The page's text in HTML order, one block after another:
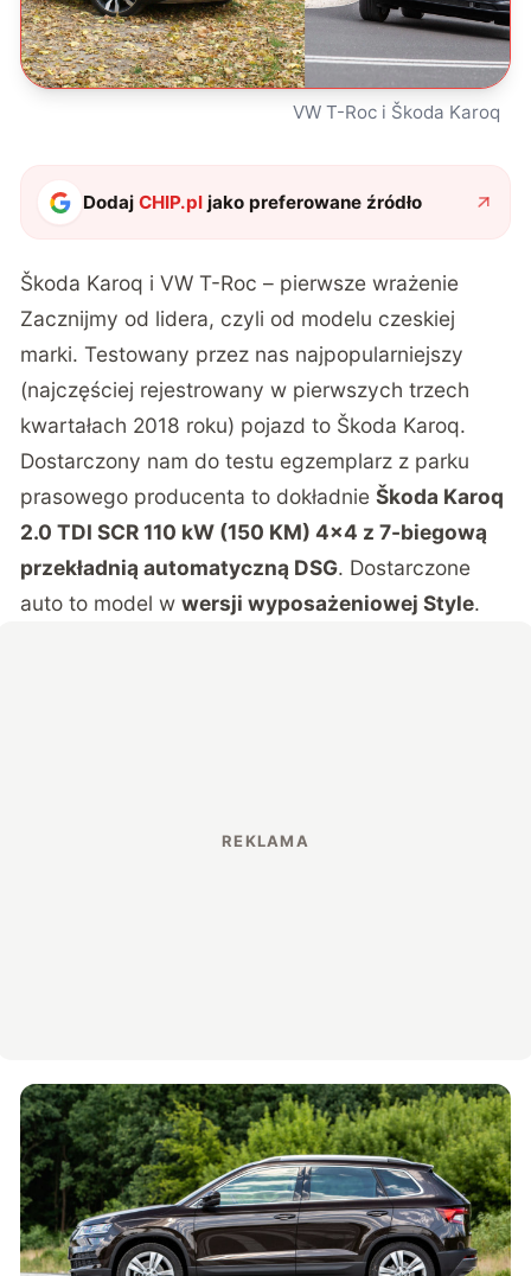
VW T-Roc i Škoda Karoq
DodajCHIP.pl jako preferowane źródło
Škoda Karoq i VW T-Roc – pierwsze wrażenie
Zacznijmy od lidera, czyli od modelu czeskiej
marki. Testowany przez nas najpopularniejszy
(najczęściej rejestrowany w pierwszych trzech
kwartałach 2018 roku) pojazd to Škoda Karoq.
Dostarczony nam do testu egzemplarz z parku
prasowego producenta to dokładnieŠkoda Karoq
2.0 TDI SCR 110 kW (150 KM) 4×4 z 7-biegową
przekładnią automatyczną DSG. Dostarczone
auto to model wwersji wyposażeniowej Style.